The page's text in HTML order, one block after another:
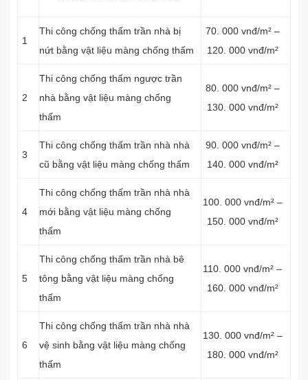
1
Thi công chống thấm trần nhà bị
nứt bằng vật liệu màng chống thấm
70. 000 vnđ/m² –
120. 000 vnđ/m²
2
Thi công chống thấm ngược trần
nhà bằng vật liệu màng chống
thấm
80. 000 vnđ/m² –
130. 000 vnđ/m²
3
Thi công chống thấm trần nhà nhà
cũ bằng vật liệu màng chống thấm
90. 000 vnđ/m² –
140. 000 vnđ/m²
4
Thi công chống thấm trần nhà nhà
mới bằng vật liệu màng chống
thấm
100. 000 vnđ/m² –
150. 000 vnđ/m²
5
Thi công chống thấm trần nhà bê
tông bằng vật liệu màng chống
thấm
110. 000 vnđ/m² –
160. 000 vnđ/m²
6
Thi công chống thấm trần nhà nhà
vệ sinh bằng vật liệu màng chống
thấm
130. 000 vnđ/m² –
180. 000 vnđ/m²